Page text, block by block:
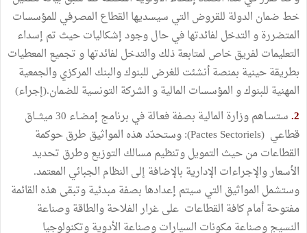
خط ضمان الدولة للقروض التي سيسديها القطاع المصرفي للمؤسسات
المتضررة و التدخل لفائدتها في حال وجود إشكاليات حيث تم إسداء
التعليمات لفريق خاص لمتابعة ذلك والتدخل لفائدتها و تجميع المعطيات
بطريقة حينية بمنصة أنشئت للغرض للبنوك والبنك المركزي والجمعية
المهنية للبنوك و المؤسسات المالية و الشركة التونسية للضمان.(إجراء)
2.
ستسـاهم وزارة المالية بصفة فعـالة في برنامج إمضـاء 30 ميثـــاق
قطاعي (Pactes Sectoriels): وستحدّد هذه المواثيق طرق حوكمة
القطاعات من حيث التمويل وتنظيم مسالك التوزيع وطرق تحديد
الأسعار والإجراءات الإدارية بالإضافة إلى النظام الجبائي المعتمد.
وستشمل المواثيق التي سيتم إعدادها بصفة مبدئية وتبقى هذه القائمة
مفتوحة أمام كافة القطاعات على غرار الفلاحة والطاقة وصناعة
النسيج وصناعة مكونات السيارات وصناعة الأدوية وتكنولوجيا